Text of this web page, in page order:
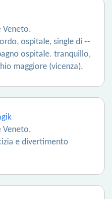
Veneto.
ospitale, single di --
ospitale. tranquillo,
maggiore (vicenza).
Veneto.
e divertimento